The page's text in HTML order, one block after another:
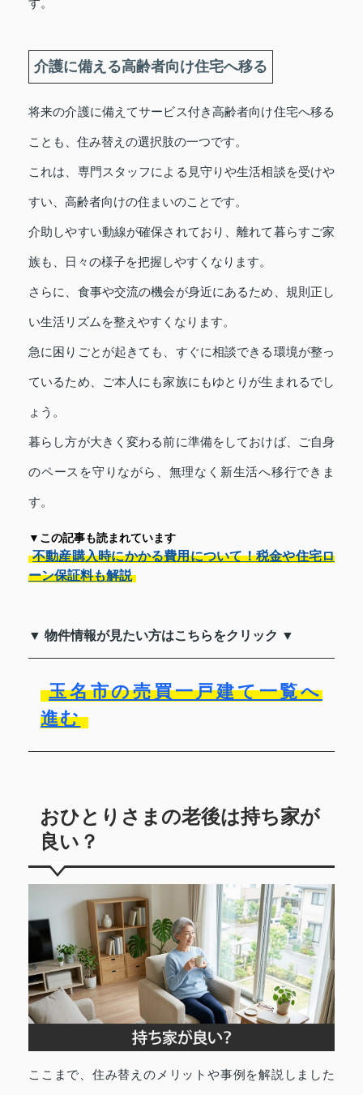
介護に備える高齢者向け住宅へ移る
将来の介護に備えてサービス付き高齢者向け住宅へ移る
ことも、住み替えの選択肢の一つです。
これは、専門スタッフによる見守りや生活相談を受けや
すい、高齢者向けの住まいのことです。
介助しやすい動線が確保されており、離れて暮らすご家
族も、日々の様子を把握しやすくなります。
さらに、食事や交流の機会が身近にあるため、規則正し
い生活リズムを整えやすくなります。
急に困りごとが起きても、すぐに相談できる環境が整っ
ているため、ご本人にも家族にもゆとりが生まれるでし
ょう。
暮らし方が大きく変わる前に準備をしておけば、ご自身
のペースを守りながら、無理なく新生活へ移行できま
す。
▼この記事も読まれています
不動産購入時にかかる費用について！税金や住宅ロ
ーン保証料も解説
▼ 物件情報が見たい方はこちらをクリック ▼
玉名市の売買一戸建て一覧へ
進む
おひとりさまの老後は持ち家が
良い？
ここまで、住み替えのメリットや事例を解説しました